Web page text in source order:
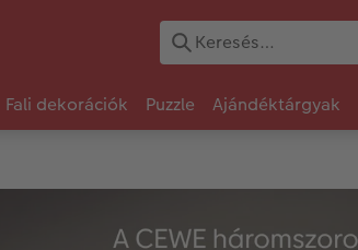
Fali dekorációk Puzzle Ajándéktárgyak